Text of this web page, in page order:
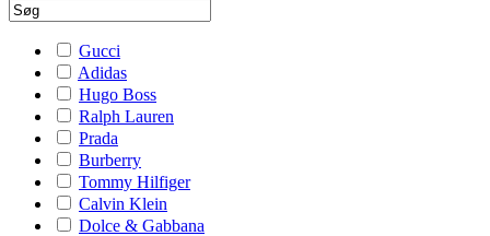
Gucci
Adidas
Hugo Boss
Ralph Lauren
Prada
Burberry
Tommy Hilfiger
Calvin Klein
Dolce & Gabbana